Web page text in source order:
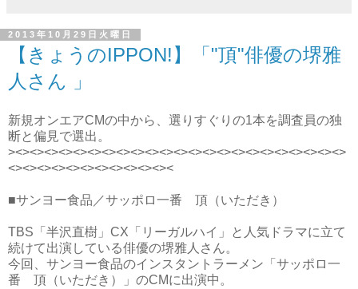
2013年10月29日火曜日
【きょうのIPPON!】「"頂"俳優の堺雅
人さん 」
新規オンエアCMの中から、選りすぐりの1本を調査員の独
断と偏見で選出。
><><><><><><><><><><><><><><><><><><><><><><><>
<><><><><><><><><><><><
■サンヨー食品／サッポロ一番 頂（いただき）
TBS「半沢直樹」CX「リーガルハイ」と人気ドラマに立て
続けて出演している俳優の堺雅人さん。
今回、サンヨー食品のインスタントラーメン「サッポロ一
番 頂（いただき）」のCMに出演中。